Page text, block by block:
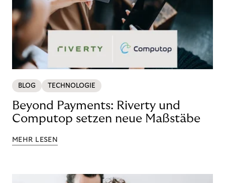
BLOG TECHNOLOGIE
Beyond Payments: Riverty und
Computop setzen neue Maßstäbe
MEHR LESEN